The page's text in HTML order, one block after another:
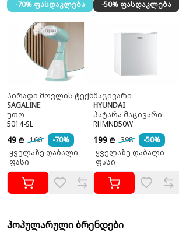
-70% ფასდაკლება
პირადი მოვლის ტექნიკა
SAGALINE
უთო
5014-SL
49 ₾ 166
-70%
ყველაზე დაბალი
ფასი
-50% ფასდაკლება
მაცივარი
HYUNDAI
პატარა მაცივარი
RHMNB50W
199 ₾ 398
-50%
ყველაზე დაბალი
ფასი
პოპულარული ბრენდები